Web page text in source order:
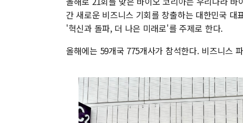
간 새로운 비즈니스 기회를 창출하는 대한민국
'혁신과 돌파, 더 나은 미래로'를 주제로 한다.
올해에는 59개국 775개사가 참석한다. 비즈니스